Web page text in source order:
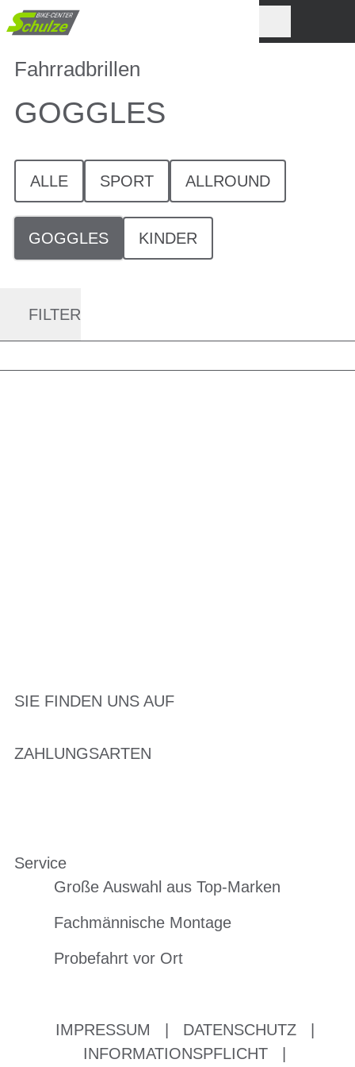
Fahrradbrillen
GOGGLES
ALLE SPORT ALLROUND
GOGGLES KINDER
FILTER
SIE FINDEN UNS AUF
ZAHLUNGSARTEN
Service
Große Auswahl aus Top-Marken
Fachmännische Montage
Probefahrt vor Ort
IMPRESSUM DATENSCHUTZ
INFORMATIONSPFLICHT